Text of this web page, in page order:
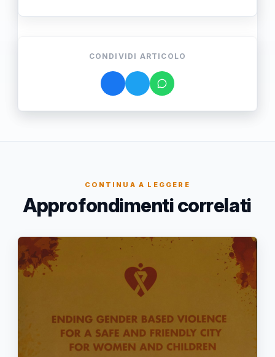
CONDIVIDI ARTICOLO
CONTINUA A LEGGERE
Approfondimenti correlati